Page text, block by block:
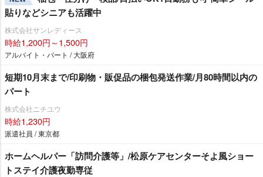
貼りなどシニアも活躍中
株式会社サンレディース
時給1,200円～1,500円
アルバイト・パート / 大阪府
短期10月末まで/印刷物・販促品の梱包発送作業/月80時間以内の
パート
株式会社ニチユウ
時給1,230円
派遣社員 / 東京都
ホームヘルパー「訪問介護等」/松原ケアセンターそよ風ショー
トステイ介護夜勤専従